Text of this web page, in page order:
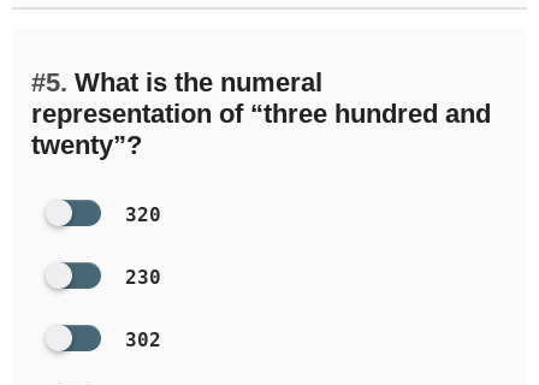
#5. What is the numeral
representation of “three hundred and
twenty”?
320
230
302